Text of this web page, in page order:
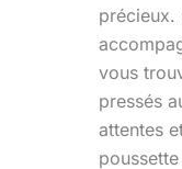
précieux.
vous
pressés
attentes